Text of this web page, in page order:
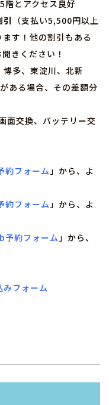
階とアクセス良好
（支払い5,500円以上
す！他の割引もある
きください！
博多、東淀川、北新
ある場合、その差額分
面交換、バッテリー交
約フォーム 」から、よ
約フォーム 」から、よ
予約フォーム 」から、
フォーム